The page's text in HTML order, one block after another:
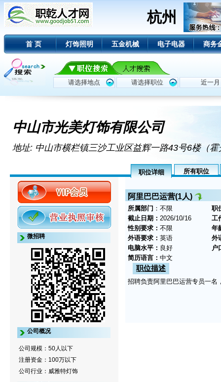
杭州
首 页 灯饰照明 五金机械 电子电器 商务
中山市光美灯饰有限公司
地址: 中山市横栏镇三沙工业区益辉一路43号6楼（霍
职位详细 所有职位
微招聘
公司概况
公司规模：50人以下
注册资金：100万以下
公司行业：威雅特灯饰
阿里巴巴运营(1人)
所属部门 ：不限
职
截止日期： 2026/10/16
工
性别要求： 不限
年
外语要求： 英语
外
电脑水平： 良好
户
简历语言： 中文
职位描述
招聘负责阿里巴巴运营专员一名